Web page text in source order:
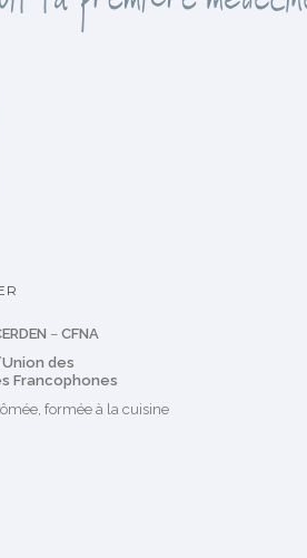
– CFNA
Union des
Francophones
formée à la cuisine